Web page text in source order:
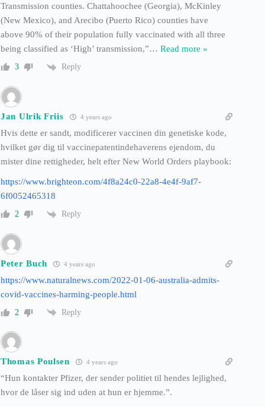
Transmission counties. Chattahoochee (Georgia), McKinley
(New Mexico), and Arecibo (Puerto Rico) counties have
above 90% of their population fully vaccinated with all three
being classified as ‘High’ transmission,”… Read more »
3 Reply
Jan Ulrik Friis 4 years ago
Hvis dette er sandt, modificerer vaccinen din genetiske kode,
hvilket gør dig til vaccinepatentindehaverens ejendom, du
mister dine rettigheder, helt efter New World Orders playbook:
https://www.brighteon.com/4f8a24c0-22a8-4e4f-9af7-
6f0052465318
2 Reply
Peter Buch 4 years ago
https://www.naturalnews.com/2022-01-06-australia-admits-
covid-vaccines-harming-people.html
2 Reply
Thomas Poulsen 4 years ago
“Hun kontakter Pfizer, der sender politiet til hendes lejlighed,
hvor de låser sig ind uden at hun er hjemme.”.